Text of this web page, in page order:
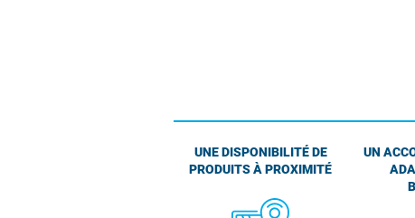
UNE DISPONIBILITÉ DE
PRODUITS À PROXIMITÉ
UN